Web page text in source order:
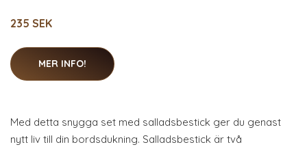
235 SEK
MER INFO!
Med detta snygga set med salladsbestick ger du genast
nytt liv till din bordsdukning. Salladsbestick är två